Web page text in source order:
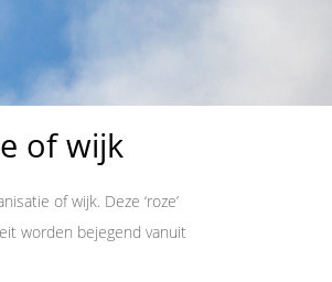
of wijk
of wijk. Deze ‘roze’
worden bejegend vanuit